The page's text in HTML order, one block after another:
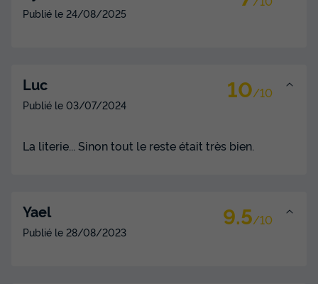
Meilleur prix pour 7 nuits
CHALET 4 personnes - Espace avec vue
Publié le 24/08/2025
Luc 10/10
Publié le 03/07/2024
La literie... Sinon tout le reste était très bien.
Yael 9.5/10
Publié le 28/08/2023